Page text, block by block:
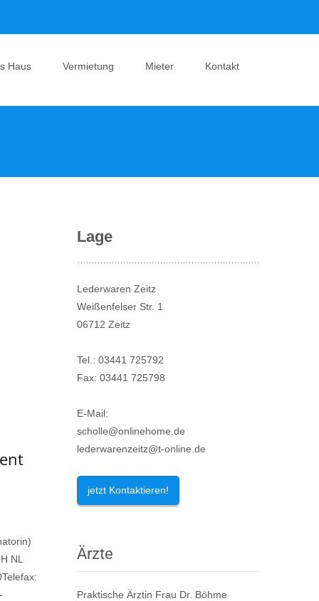
Haus Vermietung Mieter Kontakt
NL
Lage
Lederwaren Zeitz
Weißenfelser Str. 1
06712 Zeitz
Tel.: 03441 725792
Fax: 03441 725798
E-Mail:
scholle@onlinehome.de
lederwarenzeitz@t-online.de
jetzt Kontaktieren!
Ärzte
Praktische Ärztin Frau Dr. Böhme